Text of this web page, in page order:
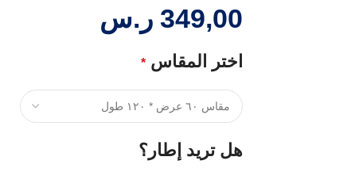
349,00 ر.س
اختر المقاس *
هل تريد إطار؟